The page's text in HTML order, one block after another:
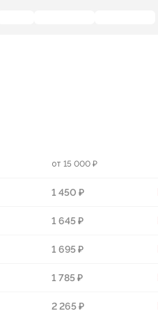
от 15 000 ₽
1 450 ₽
1 645 ₽
1 695 ₽
1 785 ₽
2 265 ₽